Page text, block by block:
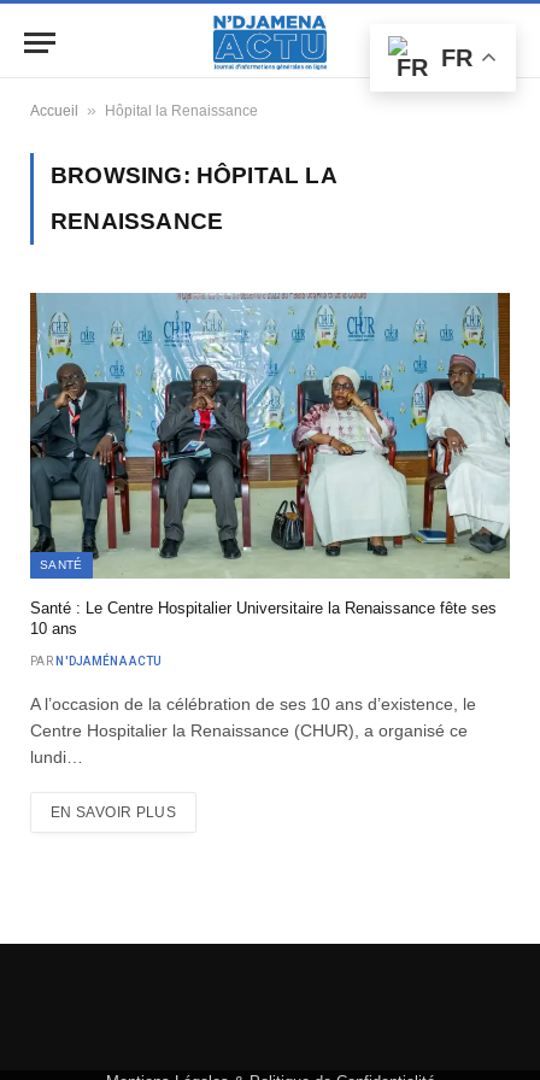
Accueil » Hôpital la Renaissance
BROWSING: HÔPITAL LA
RENAISSANCE
SANTÉ
Santé : Le Centre Hospitalier Universitaire la Renaissance fête ses
10 ans
PAR N'DJAMÉNA ACTU
A l’occasion de la célébration de ses 10 ans d’existence, le
Centre Hospitalier la Renaissance (CHUR), a organisé ce
lundi…
EN SAVOIR PLUS
FR